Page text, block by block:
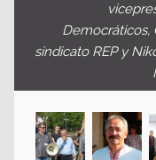
Democráticos,
sindicato REP y